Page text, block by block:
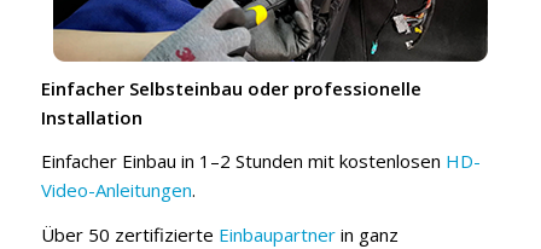
Einfacher Selbsteinbau oder professionelle
Installation
Einfacher Einbau in 1–2 Stunden mit kostenlosen HD-
Video-Anleitungen.
Über 50 zertifizierte Einbaupartnerin ganz